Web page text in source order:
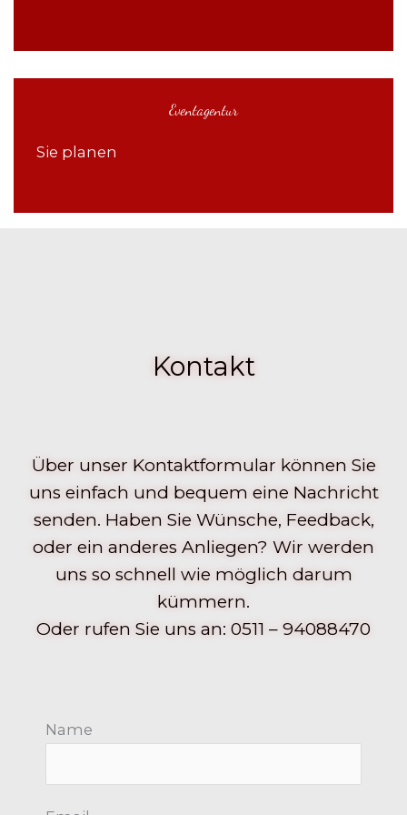
Eventagentur
Sie planen
Kontakt
Über unser Kontaktformular können Sie
uns einfach und bequem eine Nachricht
senden. Haben Sie Wünsche, Feedback,
oder ein anderes Anliegen? Wir werden
uns so schnell wie möglich darum
kümmern.
Oder rufen Sie uns an: 0511 – 94088470
Name